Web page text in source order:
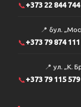
📞+373 22 844 744
📍 бул.
📞+373 79 874 111
📍 ул. „К.
📞+373 79 115 579